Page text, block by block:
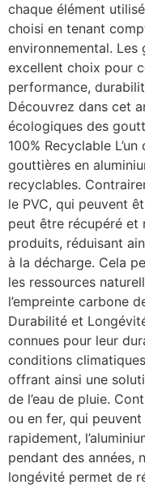
chaque élément
choisi en tenant
environnemental.
excellent choix pour
performance,
Découvrez dans cet
écologiques des
100% Recyclable
gouttières en
recyclables.
le PVC, qui peuvent
peut être récupéré et
produits, réduisant
à la décharge. Cela
les ressources
l’empreinte carbone
Durabilité et
connues pour leur
conditions
offrant ainsi une
de l’eau de pluie.
ou en fer, qui
rapidement,
pendant des années,
longévité permet de